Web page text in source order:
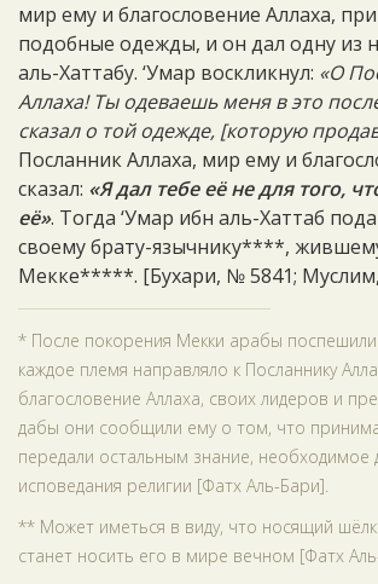
мир ему и благословение Аллаха,
подобные одежды, и он дал одну из
аль-Хаттабу. ‘Умар воскликнул: «О
Аллаха! Ты одеваешь меня в это
сказал о той одежде, [которую
Посланник Аллаха, мир ему и
сказал: «Я дал тебе её не для того,
её». Тогда ‘Умар ибн аль-Хаттаб
своему брату-язычнику****,
Мекке*****. [Бухари, № 5841;
* После покорения Мекки арабы
каждое племя направляло к Посланнику
благословение Аллаха, своих лидеров и
дабы они сообщили ему о том, что
передали остальным знание, необходимое
исповедания религии [Фатх Аль-Бари].
** Может иметься в виду, что носящий
станет носить его в мире вечном [Фатх